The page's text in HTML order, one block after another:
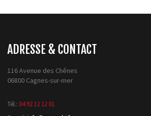
ADRESSE & CONTACT
116 Avenue des Chênes
06800 Cagnes-sur-mer
Tél.: 04 92 12 12 01